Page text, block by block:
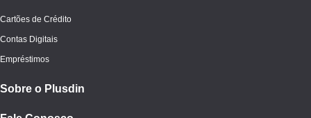
Cartões de Crédito
Contas Digitais
Empréstimos
Sobre o Plusdin